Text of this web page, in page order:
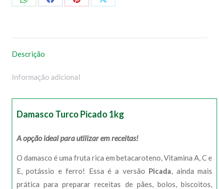
CompartilharCompartilharCompartilharCompartilhar
Descrição
Informação adicional
Damasco Turco Picado 1kg
A opção ideal para utilizar em receitas!
O damasco é uma fruta rica em betacaroteno, Vitamina A, C e
E, potássio e ferro! Essa é a versão Picada , ainda mais
prática para preparar receitas de pães, bolos, biscoitos,